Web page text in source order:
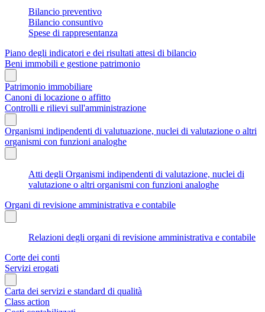
Bilancio preventivo
Bilancio consuntivo
Spese di rappresentanza
Piano degli indicatori e dei risultati attesi di bilancio
Beni immobili e gestione patrimonio
Patrimonio immobiliare
Canoni di locazione o affitto
Controlli e rilievi sull'amministrazione
Organismi indipendenti di valutuazione, nuclei di valutazione o altri
organismi con funzioni analoghe
Atti degli Organismi indipendenti di valutazione, nuclei di
valutazione o altri organismi con funzioni analoghe
Organi di revisione amministrativa e contabile
Relazioni degli organi di revisione amministrativa e contabile
Corte dei conti
Servizi erogati
Carta dei servizi e standard di qualità
Class action